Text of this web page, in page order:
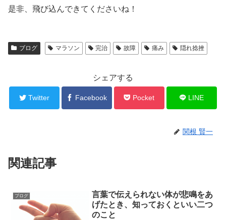
是非、飛び込んできてくださいね！
ブログ マラソン 完治 故障 痛み 隠れ捻挫
シェアする
Twitter Facebook Pocket LINE
関根 賢一
関連記事
ブログ
言葉で伝えられない体が悲鳴をあ
げたとき、知っておくといい二つ
のこと